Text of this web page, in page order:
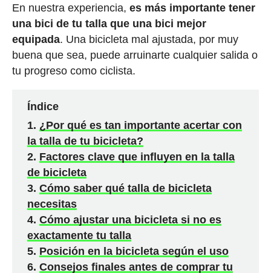
En nuestra experiencia, es más importante tener
una bici de tu talla que una bici mejor
equipada. Una bicicleta mal ajustada, por muy
buena que sea, puede arruinarte cualquier salida o
tu progreso como ciclista.
Índice
¿Por qué es tan importante acertar con
la talla de tu bicicleta?
Factores clave que influyen en la talla
de bicicleta
Cómo saber qué talla de bicicleta
necesitas
Cómo ajustar una bicicleta si no es
exactamente tu talla
Posición en la bicicleta según el uso
Consejos finales antes de comprar tu